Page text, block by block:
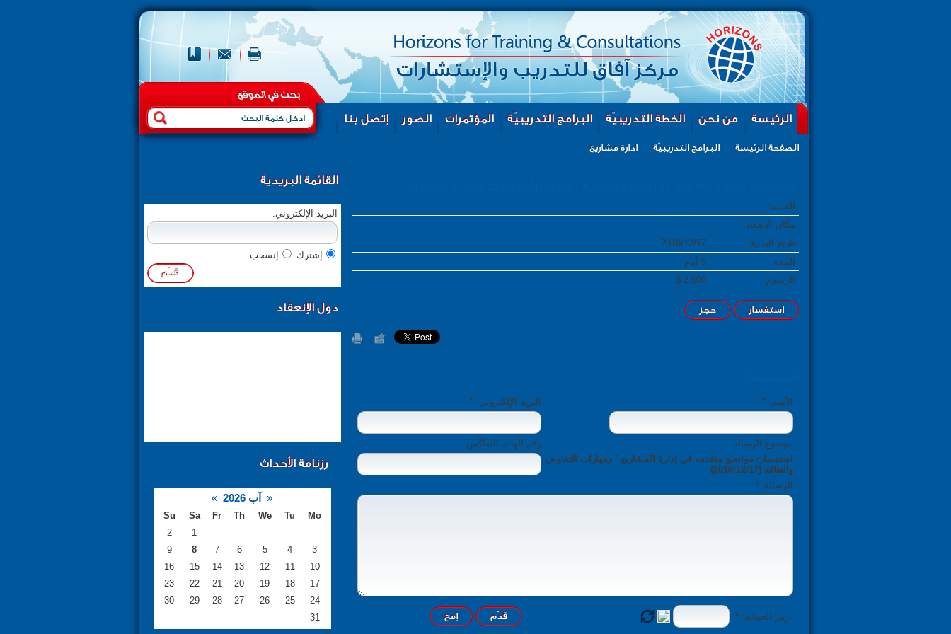
الرئيسة من نحن الخطة التدريبيّة البرامج التدريبيّة المؤتمرات الصور إتصل بنا
الصفحة الرئيسة←البرامج التدريبيّة←ادارة مشاريع
القسم:
مكان الإنعقاد:
تاريخ البداية:
2016/12/17
المدة:
5 أيام
الرسوم:
2,600 $
استفسار حجز
الأسم: * البريد الإلكتروني: *
موضوع الرسالة:
رقم الهاتف\الفاكس:
استفسار: مواضيع متقدمه في إدارة المشاريع ٬ ومهارات التفاوض
والتعاقد (2016/12/17)
الرسالة: *
رمز الحماية: *
القائمة البريدية
البريد الإلكتروني:
إشترك إنسحب
دول الإنعقاد
رزنامة الأحداث
« آب 2026 »
Mo
Tu
We
Th
Fr
Sa
Su
1
2
3
4
5
6
7
8
9
10
11
12
13
14
15
16
17
18
19
20
21
22
23
24
25
26
27
28
29
30
31